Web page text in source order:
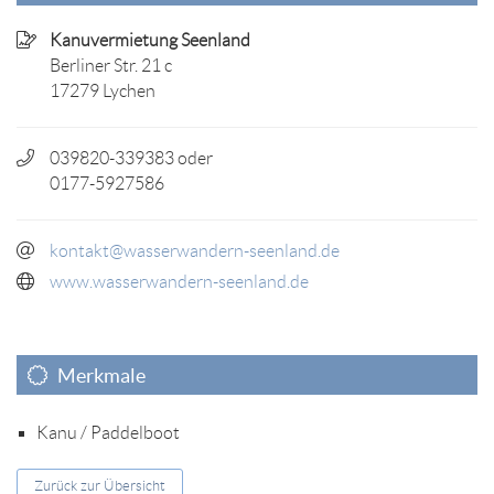
Kanuvermietung Seenland
Berliner Str. 21 c
17279 Lychen
039820-339383 oder
0177-5927586
kontakt@wasserwandern-seenland.de
www.wasserwandern-seenland.de
Merkmale
Kanu / Paddelboot
Zurück zur Übersicht